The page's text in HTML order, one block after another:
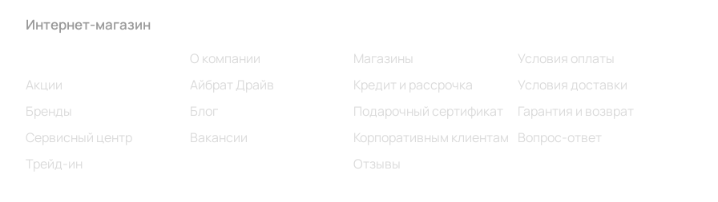
Интернет-магазин
Акции
Бренды
Сервисный центр
Трейд-ин
О компании
Айбрат Драйв
Блог
Вакансии
Магазины
Кредит и рассрочка
Подарочный сертификат
Корпоративным клиентам
Отзывы
Условия оплаты
Условия доставки
Гарантия и возврат
Вопрос-ответ